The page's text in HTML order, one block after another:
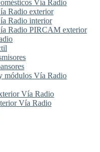
Vía Radio
Radio exterior
Radio interior
Radio PIRCAM exterior
módulos Vía Radio
Vía Radio
Vía Radio